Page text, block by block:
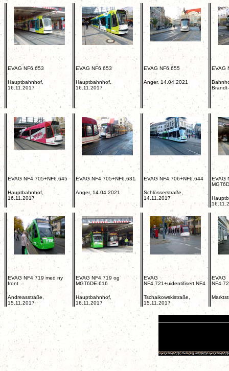
EVAG NF6.653
Hauptbahnhof,
16.11.2017
EVAG NF6.653
Hauptbahnhof,
16.11.2017
EVAG NF6.655
Anger, 14.04.2021
EVAG
EVAG NF4.705+NF6.645
Hauptbahnhof,
16.11.2017
EVAG NF4.705+NF6.631
Anger, 14.04.2021
EVAG NF4.706+NF6.644
Schlösserstraße,
14.11.2017
EVAG
EVAG NF4.719 med ny
front
Andreasstraße,
15.11.2017
EVAG NF4.719 og
MGT6DE.616
Hauptbahnhof,
16.11.2017
EVAG
NF4.721+uidentifisert NF4
Tschaikowskistraße,
15.11.2017
EVAG